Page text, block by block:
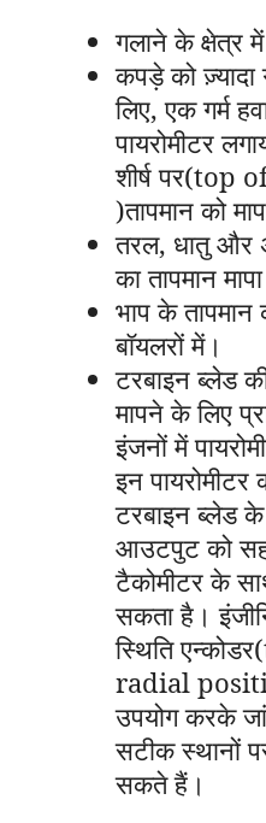
गलाने के क्षेत्र
कपड़े को
लिए, एक गर्म
पायरोमीटर
शीर्ष पर(top
)तापमान को
तरल, धातु और
का तापमान
भाप के तापमान
बॉयलरों में।
टरबाइन ब्लेड
मापने के लिए
इंजनों में
इन
टरबाइन ब्लेड
आउटपुट को
टैकोमीटर के
सकता है।
स्थिति
radial
उपयोग करके
सटीक स्थानों
सकते हैं।